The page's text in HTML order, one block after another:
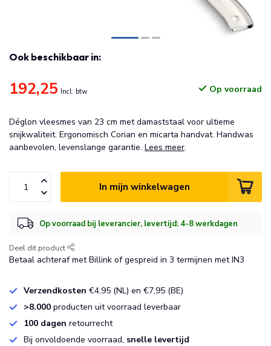
Ook beschikbaar in:
192,25 Incl. btw Op voorraad
Déglon vleesmes van 23 cm met damaststaal voor ultieme
snijkwaliteit. Ergonomisch Corian en micarta handvat. Handwas
aanbevolen, levenslange garantie. Lees meer.
In mijn winkelwagen
Op voorraad bij leverancier, levertijd: 4-8 werkdagen
Deel dit product
Betaal achteraf met Billink of gespreid in 3 termijnen met IN3
Verzendkosten €4,95 (NL) en €7,95 (BE)
>8.000 producten uit voorraad leverbaar
100 dagen retourrecht
Bij onvoldoende voorraad, snelle levertijd